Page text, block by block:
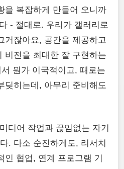
을 복잡하게 만들어 오니까
- 절대로. 우리가 갤러리로
거잖아요, 공간을 제공하고
비전을 최대한 잘 구현하는
뭔가 이국적이고, 때로는
딪히는데, 아무리 준비해도
디어 작업과 끊임없는 자기
. 다소 순진하게도, 리서치
인 협업, 연계 프로그램 기